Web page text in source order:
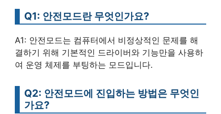
Q1: 안전모드란 무엇인가요?
A1: 안전모드는 컴퓨터에서 비정상적인 문제를 해
결하기 위해 기본적인 드라이버와 기능만을 사용하
여 운영 체제를 부팅하는 모드입니다.
Q2: 안전모드에 진입하는 방법은 무엇인
가요?